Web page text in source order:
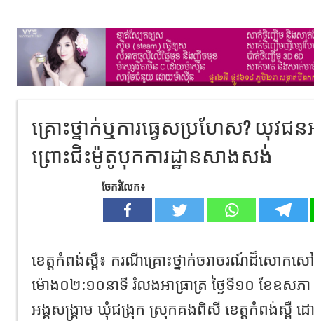
គ្រោះថ្នាក់ឬការធ្វេសប្រហែស? យុវជ
ព្រោះជិះម៉ូតូបុកការដ្ឋានសាងសង់
ចែករំលែក៖
ខេត្តកំពង់ស្ពឺ៖ ករណីគ្រោះថ្នាក់ចរាចរណ៍ដ៏សោក
ម៉ោង០២:១០នាទី រំលងអាធ្រាត្រ ថ្ងៃទី១០ ខែឧស
អង្គសង្គ្រាម ឃុំជង្រុក ស្រុកគងពិសី ខេត្តកំពង់ស្ពឺ ដ